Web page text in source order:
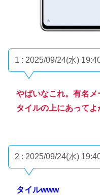
1 : 2025/09/24(水)
やばいなこれ。有名
タイルの上にあってよ
2 : 2025/09/24(水)
タイルwww